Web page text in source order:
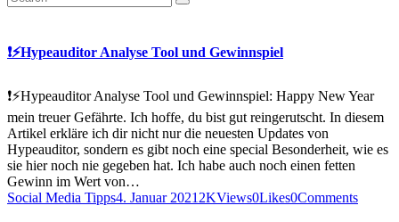
❗️⚡️Hypeauditor Analyse Tool und Gewinnspiel
❗️⚡️Hypeauditor Analyse Tool und Gewinnspiel: Happy New Year
mein treuer Gefährte. Ich hoffe, du bist gut reingerutscht. In diesem
Artikel erkläre ich dir nicht nur die neuesten Updates von
Hypeauditor, sondern es gibt noch eine special Besonderheit, wie es
sie hier noch nie gegeben hat. Ich habe auch noch einen fetten
Gewinn im Wert von…
Social Media Tipps4. Januar 2021 2KViews0Likes0Comments